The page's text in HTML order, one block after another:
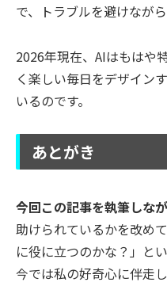
で、トラブルを避けなが
2026年現在、AIはもはや
く楽しい毎日をデザイン
いるのです。
あとがき
今回この記事を執筆しなが
助けられているかを改め
に役に立つのかな？」と
今では私の好奇心に伴走